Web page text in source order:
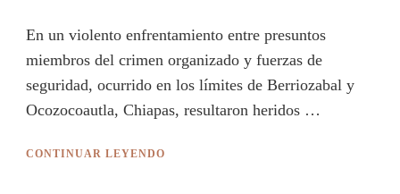
En un violento enfrentamiento entre presuntos
miembros del crimen organizado y fuerzas de
seguridad, ocurrido en los límites de Berriozabal y
Ocozocoautla, Chiapas, resultaron heridos …
CONTINUAR LEYENDO